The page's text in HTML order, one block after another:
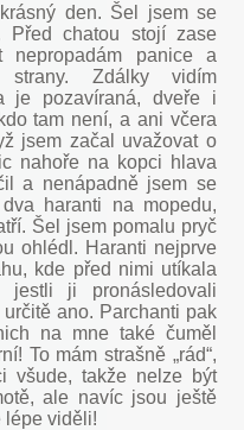
den. Šel jsem se
Před chatou stojí zase
nepropadám panice a
Zdálky vidím
je pozavíraná, dveře i
tam není, a ani včera
jsem začal uvažovat o
nahoře na kopci hlava
a nenápadně jsem se
haranti na mopedu,
Šel jsem pomalu pryč
ohlédl. Haranti nejprve
kde před nimi utíkala
ji pronásledovali
ano. Parchanti pak
na mne také čuměl
To mám strašně „rád“,
všude, takže nelze být
ale navíc jsou ještě
lépe viděli!